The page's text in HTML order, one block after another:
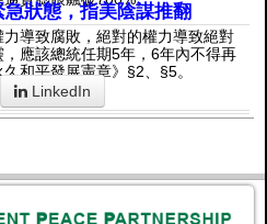
狀態，指美陰謀推翻
導致腐敗，絕對的權力導致絕對
應該總統任期5年，6年內不得再
和平發展憲章》§2、§5。
LinkedIn